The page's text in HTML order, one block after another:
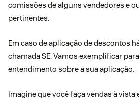
comissões de alguns vendedores e
pertinentes.
Em caso de aplicação de descontos
chamada SE. Vamos exemplificar
entendimento sobre a sua aplicação.
Imagine que você faça vendas à vista